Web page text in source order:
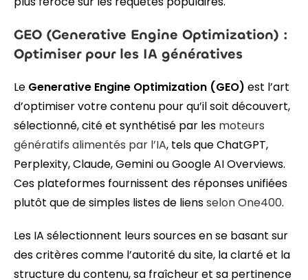
GEO (Generative Engine Optimization) :
Optimiser pour les IA génératives
Le Generative Engine Optimization (GEO) est l’art
d’optimiser votre contenu pour qu’il soit découvert,
sélectionné, cité et synthétisé par les moteurs
génératifs alimentés par l’IA, tels que ChatGPT,
Perplexity, Claude, Gemini ou Google AI Overviews.
Ces plateformes fournissent des réponses unifiées
plutôt que de simples listes de liensselon One400.
Les IA sélectionnent leurs sources en se basant sur
des critères comme l’autorité du site, la clarté et la
structure du contenu, sa fraîcheur et sa pertinence